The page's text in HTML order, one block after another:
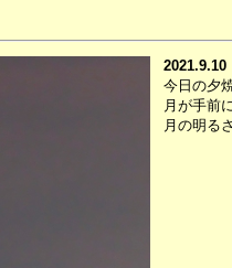
2021.9.10
今日の夕
月が手前
月の明る